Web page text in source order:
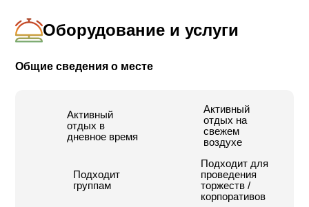
Оборудование и услуги
Общие сведения о месте
Активный
отдых в
дневное время
Активный
отдых на
свежем
воздухе
Подходит
группам
Подходит для
проведения
торжеств /
корпоративов